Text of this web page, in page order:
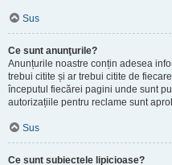
Sus
Ce sunt anunţurile?
Anunțurile noastre conțin adesea
trebui citite și ar trebui citite de
începutul fiecărei pagini unde sunt
autorizațiile pentru reclame sunt
Sus
Ce sunt subiectele lipicioase?